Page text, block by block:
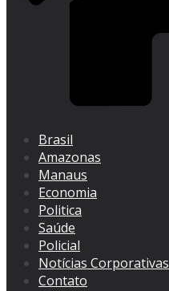
Brasil
Amazonas
Manaus
Economia
Politica
Saúde
Policial
Notícias Corporativas
Contato